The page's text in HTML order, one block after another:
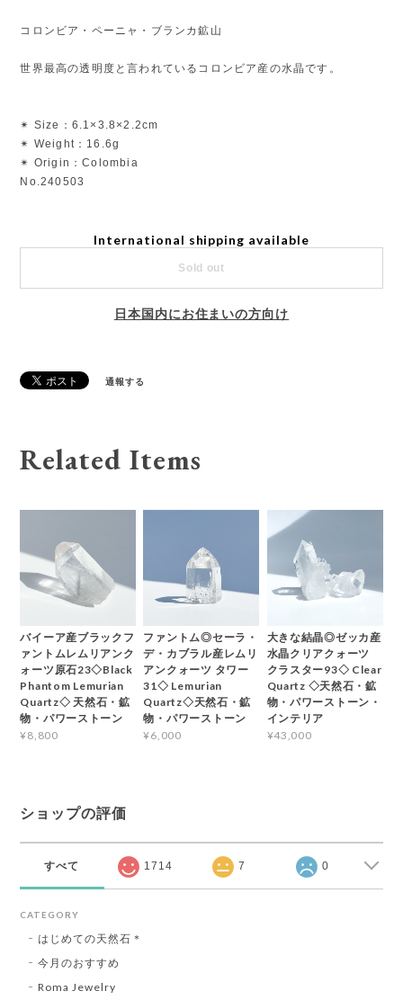
コロンビア・ペーニャ・ブランカ鉱山
世界最高の透明度と言われているコロンビア産の水晶です。
✴︎ Size：6.1×3.8×2.2cm
✴︎ Weight：16.6g
✴︎ Origin：Colombia
No.240503
International shipping available
Sold out
日本国内にお住まいの方向け
通報する
Related Items
バイーア産ブラックフ
ァントムレムリアンク
ォーツ原石23◇Black
Phantom Lemurian
Quartz◇ 天然石・鉱
物・パワーストーン
¥8,800
ファントム◎セーラ・
デ・カブラル産レムリ
アンクォーツ タワー
31◇ Lemurian
Quartz◇天然石・鉱
物・パワーストーン
¥6,000
大きな結晶◎ゼッカ産
水晶クリアクォーツ
クラスター93◇ Clear
Quartz ◇天然石・鉱
物・パワーストーン・
インテリア
¥43,000
ショップの評価
すべて 1714 7 0
CATEGORY
はじめての天然石＊
今月のおすすめ
Roma Jewelry